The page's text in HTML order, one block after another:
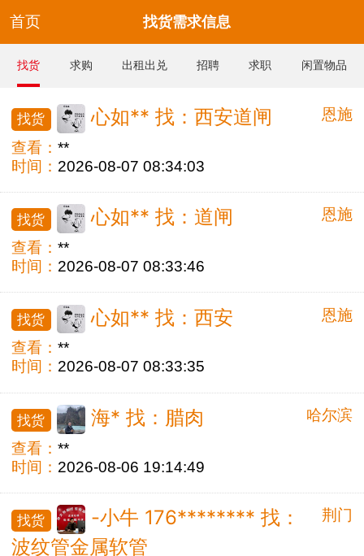
首页 找货需求信息
找货 求购 出租出兑 招聘 求职 闲置物品
恩施
找货 心如** 找：西安道闸
查看：**
时间： 2026-08-07 08:34:03
恩施
找货 心如** 找：道闸
查看：**
时间： 2026-08-07 08:33:46
恩施
找货 心如** 找：西安
查看：**
时间： 2026-08-07 08:33:35
哈尔滨
找货 海* 找：腊肉
查看：**
时间： 2026-08-06 19:14:49
荆门
找货
-小牛 176******** 找：
波纹管金属软管